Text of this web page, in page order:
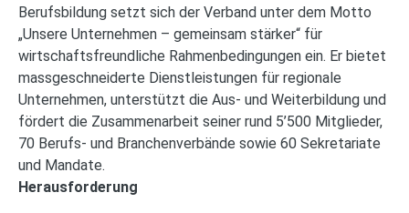
Berufsbildung setzt sich der Verband unter dem Motto
„Unsere Unternehmen – gemeinsam stärker“ für
wirtschaftsfreundliche Rahmenbedingungen ein. Er bietet
massgeschneiderte Dienstleistungen für regionale
Unternehmen, unterstützt die Aus- und Weiterbildung und
fördert die Zusammenarbeit seiner rund 5’500 Mitglieder,
70 Berufs- und Branchenverbände sowie 60 Sekretariate
und Mandate.
Herausforderung